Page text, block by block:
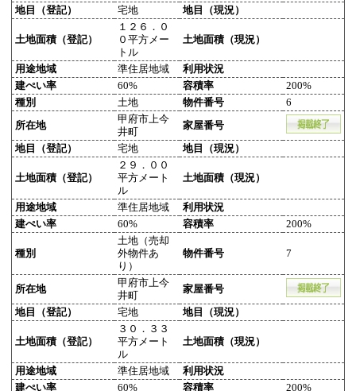
地目（登記） 宅地 地目（現況）
土地面積（登記）
１２６．０
０平方メー
トル
土地面積（現況）
用途地域 準住居地域
利用状況
建ぺい率
60% 容積率
200%
種別
土地 物件番号 6
所在地
甲府市上今
井町
家屋番号
地目（登記） 宅地 地目（現況）
土地面積（登記）
２９．００
平方メート
ル
土地面積（現況）
用途地域 準住居地域
利用状況
建ぺい率
60% 容積率 200%
種別
土地（売却
外物件あ
り）
物件番号 7
所在地
甲府市上今
井町
家屋番号
地目（登記） 宅地 地目（現況）
土地面積（登記）
３０．３３
平方メート
ル
土地面積（現況）
用途地域 準住居地域
利用状況
建ぺい率
60% 容積率
200%